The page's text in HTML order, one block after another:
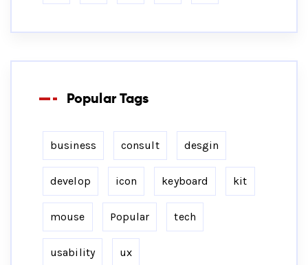
Popular Tags
business consult desgin
develop icon keyboard kit
mouse Popular tech
usability ux